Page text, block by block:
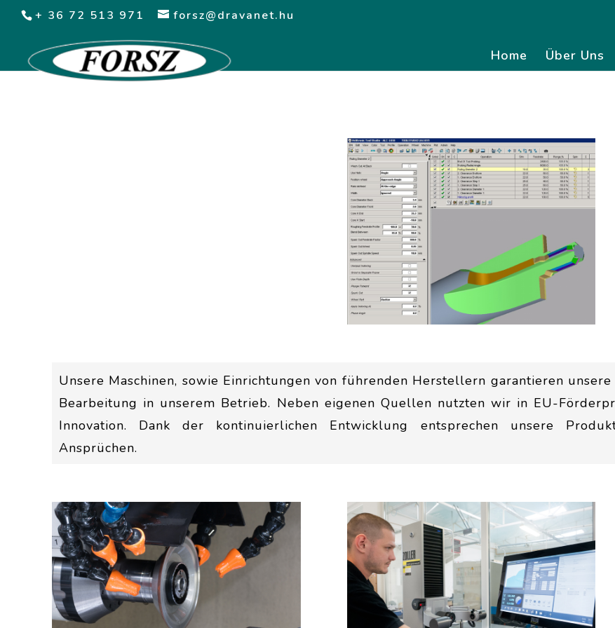
+ 36 72 513 971 forsz@dravanet.hu
Home Über Uns
Unsere Maschinen, sowie Einrichtungen von führenden Herstellern garantieren
Bearbeitung in unserem Betrieb. Neben eigenen Quellen nutzten wir in EU-
Innovation. Dank der kontinuierlichen Entwicklung entsprechen unsere
Ansprüchen.